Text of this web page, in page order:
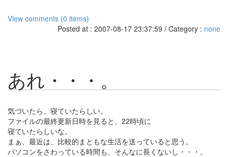
View comments (0 items)
Posted at : 2007-08-17 23:37:59 / Category : none
あれ・・・。
気づいたら、寝ていたらしい。
ファイルの最終更新日時を見ると、22時頃に
寝ていたらしいな。
まぁ、最近は、比較的まともな生活を送っていると思う。
パソコンをさわっている時間も、そんなに長くないし・・・。